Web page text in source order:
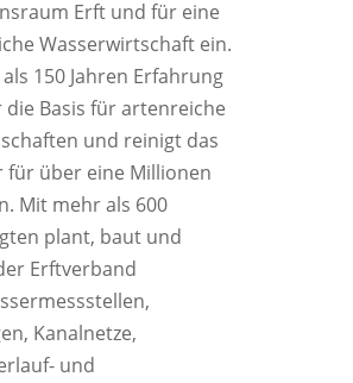
Erft und für eine
Wasserwirtschaft ein.
150 Jahren Erfahrung
die Basis für artenreiche
und reinigt das
für über eine Millionen
Mit mehr als 600
plant, baut und
Erftverband
Kanalnetze,
und